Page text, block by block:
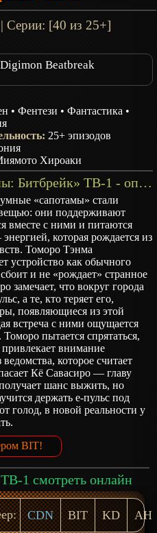
| Серии: [40 из 25+]
Digimon Beatbreak
•Фентези •Фантастика •
25+ эпизодов
Хироаки
«Дигимоны: Битбрейк» ТВ-1 - описание
«сапотамы» стали
они поддерживают
вместе с ними и питаются
которая рождается из
Томоро Тэнма
устройство как обычного
и не «рождает» странное
замечает, что вокруг города
а те, кто теряет его,
появляющиеся из этой
встреча с ними ощущается
пытается спрятаться,
внимание
которое считает
Кё Савасиро — главу
шанс выжить, но
держать e‑пульс под
голод, в новой реальности у
BIT!
1 смотреть онлайн
CDN BIT KD AH